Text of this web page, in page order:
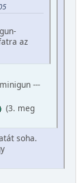
az
---
(3. meg
soha.